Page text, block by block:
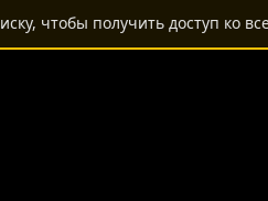
чтобы получить доступ ко